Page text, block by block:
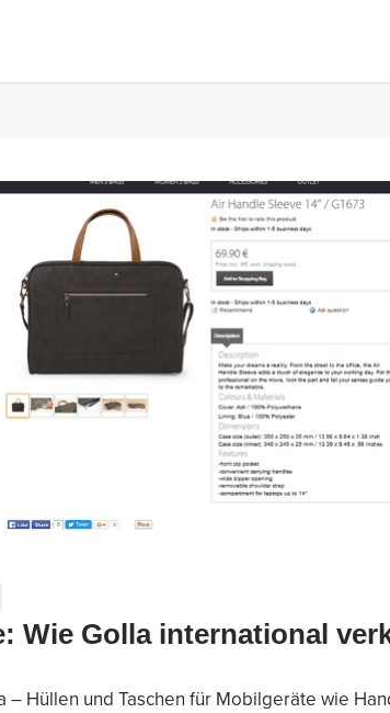
Wie Golla international
Hüllen und Taschen für Mobilgeräte wie